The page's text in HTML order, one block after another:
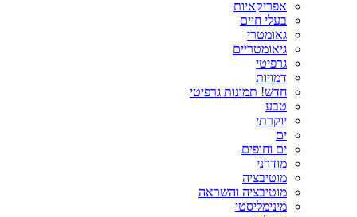
אפריקאיות
בעלי חיים
גאומטרי
גיאומטריים
גרפיטי
דמויות
חדש! תמונות גרפיטי
טבע
יוקרתי
ים
ים וחופים
מודרני
מוטיבציה
מוטיבציה והשראה
מינימליסטי